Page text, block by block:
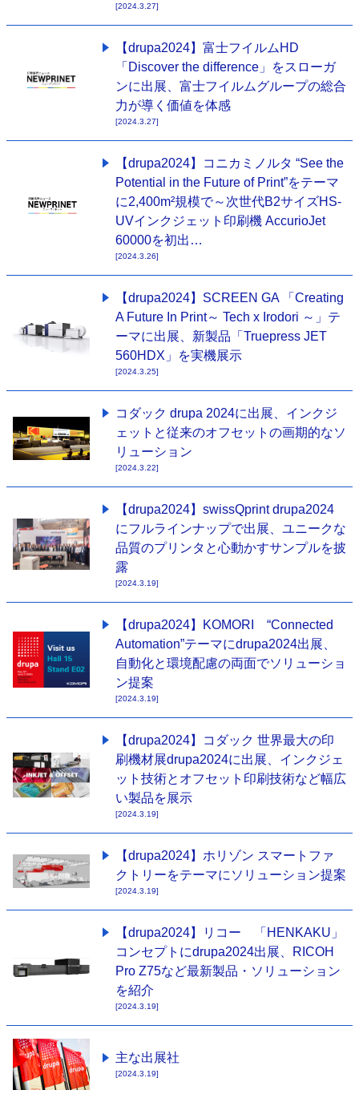
[2024.3.27]
【drupa2024】富士フイルムHD
「Discover the difference」をスローガ
ンに出展、富士フイルムグループの総合
力が導く価値を体感
[2024.3.27]
【drupa2024】コニカミノルタ “See the
Potential in the Future of Print”をテーマ
に2,400m²規模で～次世代B2サイズHS-
UVインクジェット印刷機 AccurioJet
60000を初出…
[2024.3.26]
【drupa2024】SCREEN GA 「Creating
A Future In Print～ Tech x Irodori ～」テ
ーマに出展、新製品「Truepress JET
560HDX」を実機展示
[2024.3.25]
コダック drupa 2024に出展、インクジ
ェットと従来のオフセットの画期的なソ
リューション
[2024.3.22]
【drupa2024】swissQprint drupa2024
にフルラインナップで出展、ユニークな
品質のプリンタと心動かすサンプルを披
露
[2024.3.19]
【drupa2024】KOMORI “Connected
Automation”テーマにdrupa2024出展、
自動化と環境配慮の両面でソリューショ
ン提案
[2024.3.19]
【drupa2024】コダック 世界最大の印
刷機材展drupa2024に出展、インクジェ
ット技術とオフセット印刷技術など幅広
い製品を展示
[2024.3.19]
【drupa2024】ホリゾン スマートファ
クトリーをテーマにソリューション提案
[2024.3.19]
【drupa2024】リコー 「HENKAKU」
コンセプトにdrupa2024出展、RICOH
Pro Z75など最新製品・ソリューション
を紹介
[2024.3.19]
主な出展社
[2024.3.19]